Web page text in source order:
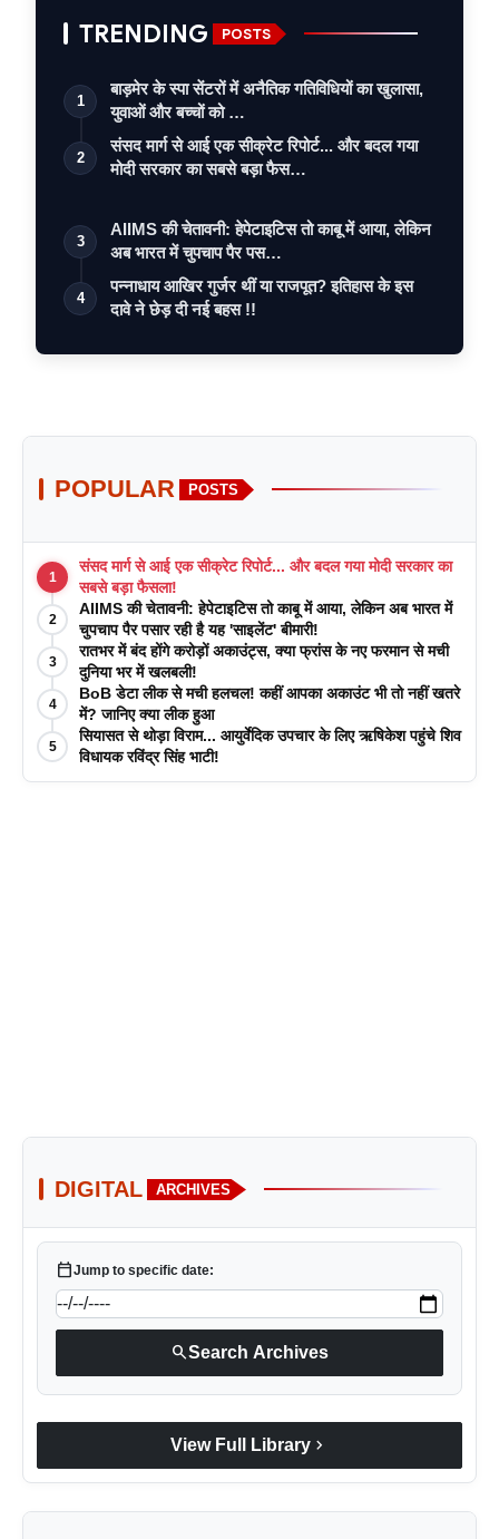
TRENDING POSTS
1
बाड़मेर के स्पा सेंटरों में अनैतिक गतिविधियों का खुलासा,
युवाओं और बच्चों को …
2
संसद मार्ग से आई एक सीक्रेट रिपोर्ट... और बदल गया
मोदी सरकार का सबसे बड़ा फैस…
3
AIIMS की चेतावनी: हेपेटाइटिस तो काबू में आया, लेकिन
अब भारत में चुपचाप पैर पस…
4
पन्नाधाय आखिर गुर्जर थीं या राजपूत? इतिहास के इस
दावे ने छेड़ दी नई बहस !!
POPULAR POSTS
1
संसद मार्ग से आई एक सीक्रेट रिपोर्ट... और बदल गया मोदी सरकार का
सबसे बड़ा फैसला!
2
AIIMS की चेतावनी: हेपेटाइटिस तो काबू में आया, लेकिन अब भारत में
चुपचाप पैर पसार रही है यह 'साइलेंट' बीमारी!
3
रातभर में बंद होंगे करोड़ों अकाउंट्स, क्या फ्रांस के नए फरमान से मची
दुनिया भर में खलबली!
4
BoB डेटा लीक से मची हलचल! कहीं आपका अकाउंट भी तो नहीं खतरे
में? जानिए क्या लीक हुआ
5
सियासत से थोड़ा विराम... आयुर्वेदिक उपचार के लिए ऋषिकेश पहुंचे शिव
विधायक रविंद्र सिंह भाटी!
DIGITAL ARCHIVES
calendar_todayJump to specific date:
searchSearch Archives
View Full Library chevron_right